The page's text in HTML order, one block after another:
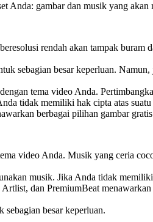
Anda: gambar dan musik yang
rendah akan tampak buram
sebagian besar keperluan.
tema video Anda.
tidak memiliki hak cipta atas
berbagai pilihan gambar
video Anda. Musik yang ceria
musik. Jika Anda tidak
dan PremiumBeat
besar keperluan.